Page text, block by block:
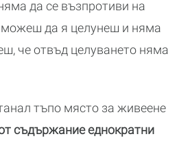
да се възпротиви на
можеш да я целунеш и няма
че отвъд целуването няма
тъпо място за живеене
съдържание еднократни